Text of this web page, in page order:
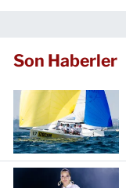
Son Haberler